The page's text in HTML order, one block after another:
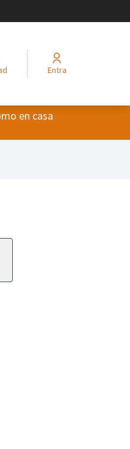
Izberi jezikOdaberite jezik
Entra
en casa